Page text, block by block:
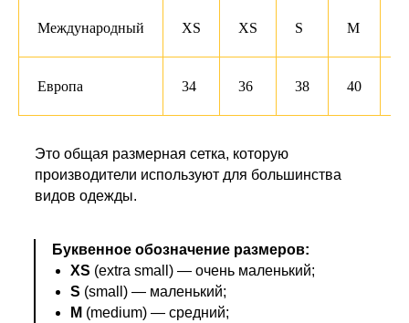
Международный XS XS S M
Европа 34 36 38 40
Это общая размерная сетка, которую
производители используют для большинства
видов одежды.
Буквенное обозначение размеров:
XS (extra small) — очень маленький;
S (small) — маленький;
M (medium) — средний;